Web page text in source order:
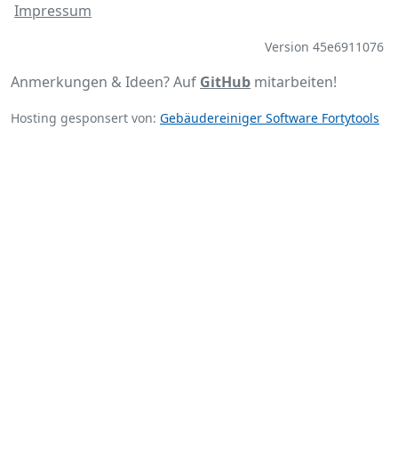
Impressum
Version 45e6911076
Anmerkungen & Ideen? Auf GitHub mitarbeiten!
Hosting gesponsert von: Gebäudereiniger Software Fortytools